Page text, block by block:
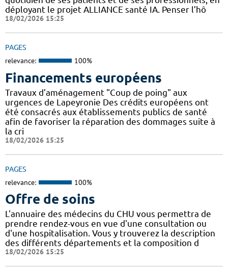
déployant le projet ALLIANCE santé IA. Penser l’hô
18/02/2026 15:25
PAGES
relevance: 100%
Financements européens
Travaux d’aménagement "Coup de poing" aux
urgences de Lapeyronie Des crédits européens ont
été consacrés aux établissements publics de santé
afin de favoriser la réparation des dommages suite à
la cri
18/02/2026 15:25
PAGES
relevance: 100%
Offre de soins
L'annuaire des médecins du CHU vous permettra de
prendre rendez-vous en vue d'une consultation ou
d'une hospitalisation. Vous y trouverez la description
des différents départements et la composition d
18/02/2026 15:25